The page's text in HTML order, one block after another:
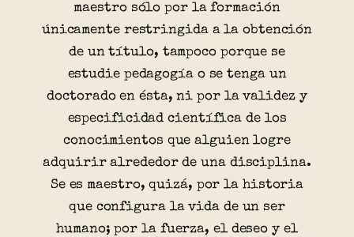
maestro sólo por la formación
únicamente restringida a la obtención
de un título, tampoco porque se
estudie pedagogía o se tenga un
doctorado en ésta, ni por la validez y
especificidad científica de los
conocimientos que alguien logre
adquirir alrededor de una disciplina.
Se es maestro, quizá, por la historia
que configura la vida de un ser
humano; por la fuerza, el deseo y el